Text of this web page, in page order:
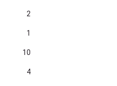
2
1
10
4